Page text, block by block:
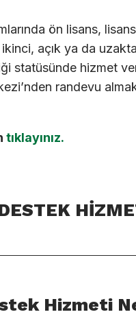
ön lisans,
açık ya da
statüsünde hizmet
randevu
tıklayınız.
Hizmeti